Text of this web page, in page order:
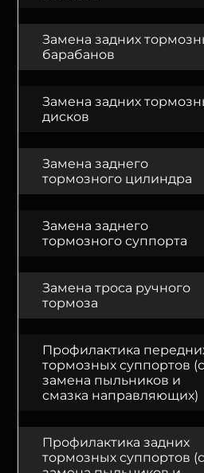
Замена задних
барабанов
Замена задних
дисков
Замена заднего
тормозного цилиндра
Замена заднего
тормозного суппорта
Замена троса ручного
тормоза
Профилактика
тормозных суппортов
замена пыльников и
смазка направляющих)
Профилактика задних
тормозных суппортов